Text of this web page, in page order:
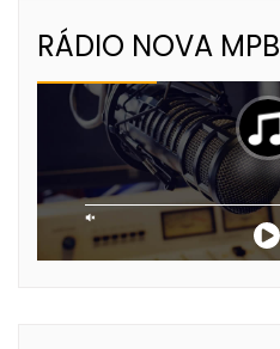
RÁDIO NOVA MPB